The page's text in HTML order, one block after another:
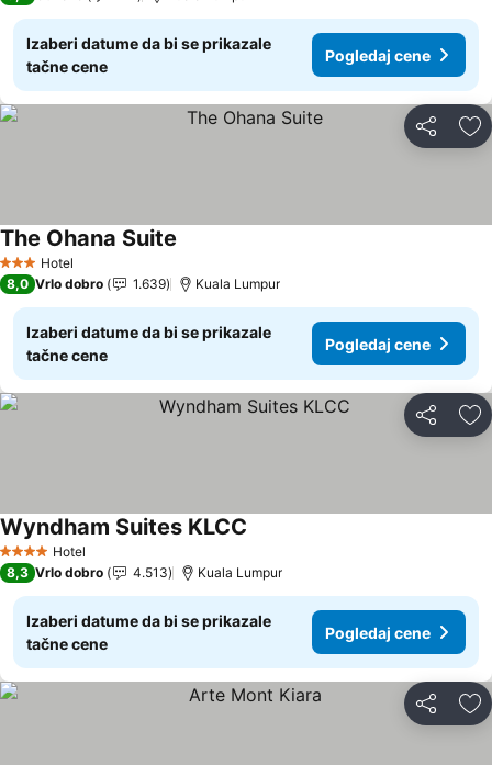
Izaberi datume da bi se prikazale
tačne cene
Pogledaj cene
Deli
3 Zvezdice
Hotel
The Ohana Suite
8,0 Vrlo dobro 1.639 Kuala Lumpur
Izaberi datume da bi se prikazale
tačne cene
Pogledaj cene
Deli
4 ZvezdiceHotel
Wyndham Suites KLCC
8,3 Vrlo dobro 4.513 Kuala Lumpur
Izaberi datume da bi se prikazale
tačne cene
Pogledaj cene
Deli